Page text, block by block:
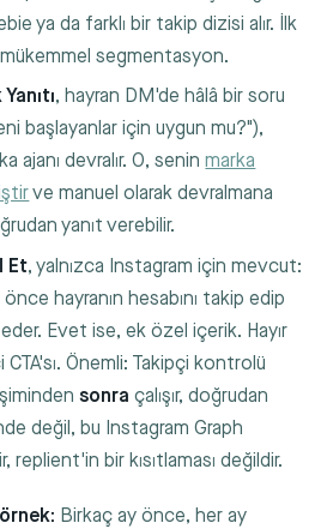
ya da farklı bir takip dizisi alır. İlk
segmentasyon.
, hayran DM'de hâlâ bir soru
başlayanlar için uygun mu?"),
ajanı devralır. O, seninmarka
ve manuel olarak devralmana
yanıt verebilir.
Et, yalnızca Instagram için mevcut:
hayranın hesabını takip edip
Evet ise, ek özel içerik. Hayır
Önemli: Takipçi kontrolü
sonra çalışır, doğrudan
değil, bu Instagram Graph
replient'in bir kısıtlaması değildir.
Birkaç ay önce, her ay